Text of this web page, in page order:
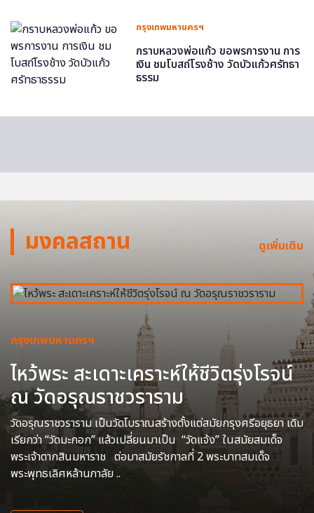
กรุงเทพมหานครฯ
กราบหลวงพ่อแก้ว ขอพรการงาน การ
เงิน ชมโบสถ์โรงช้าง วัดบัวแก้วศรัทธา
ธรรม
มงคลสถาน ดูเพิ่มเติม
กรุงเทพมหานครฯ
ไหว้พระ สะเดาะเคราะห์ให้ชีวิตรุ่งโรจน์
ณ วัดอรุณราชวราราม
วัดอรุณราชวราราม เป็นวัดโบราณสร้างตั้งแต่สมัยกรุงศรีอยุธยา เดิม
เรียกว่า “วัดมะกอก” แล้วเปลี่ยนมาเป็น “วัดแจ้ง” ในสมัยสมเด็จ
พระเจ้าตากสินมหาราช ต่อมาสมัยรัชกาลที่ 2 พระบาทสมเด็จ
พระพุทธเลิศหล้านภาลัย ..